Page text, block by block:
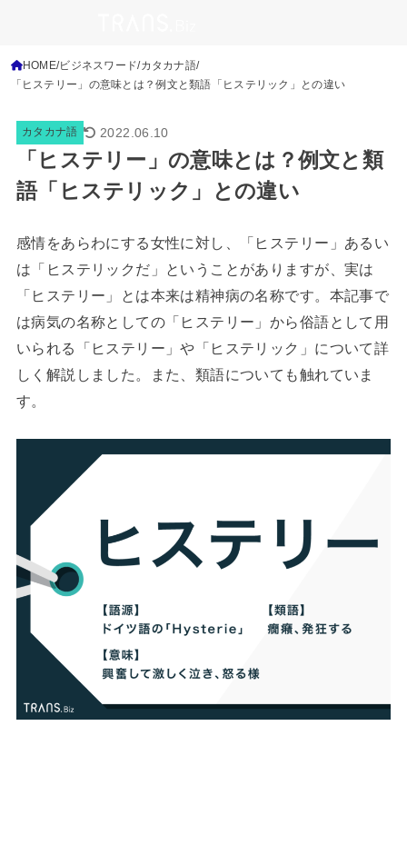
HOME ビジネスワード カタカナ語
「ヒステリー」の意味とは？例文と類語「ヒステリック」との違い
カタカナ語 2022.06.10
「ヒステリー」の意味とは？例文と類
語「ヒステリック」との違い
感情をあらわにする女性に対し、「ヒステリー」あるい
は「ヒステリックだ」ということがありますが、実は
「ヒステリー」とは本来は精神病の名称です。本記事で
は病気の名称としての「ヒステリー」から俗語として用
いられる「ヒステリー」や「ヒステリック」について詳
しく解説しました。また、類語についても触れていま
す。